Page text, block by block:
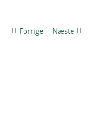
Forrige Næste